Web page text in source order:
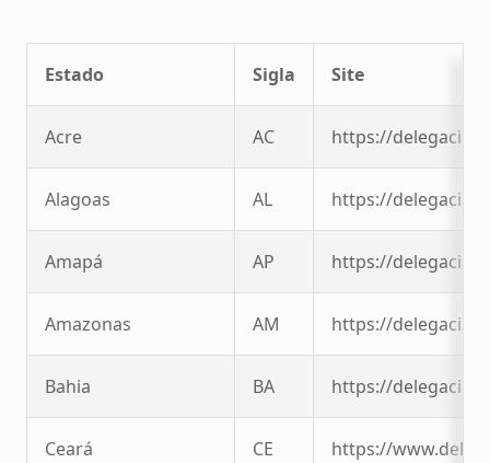
Estado Sigla Site
Acre AC https://
Alagoas AL https://
Amapá AP https://
Amazonas AM https://
Bahia BA https://
Ceará CE https://